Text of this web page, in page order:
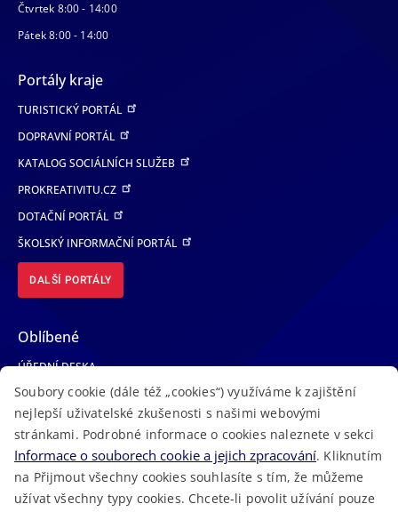
Čtvrtek 8:00 - 14:00
Pátek 8:00 - 14:00
Portály kraje
TURISTICKÝ PORTÁL
DOPRAVNÍ PORTÁL
KATALOG SOCIÁLNÍCH SLUŽEB
PROKREATIVITU.CZ
DOTAČNÍ PORTÁL
ŠKOLSKÝ INFORMAČNÍ PORTÁL
DALŠÍ PORTÁLY
Oblíbené
ÚŘEDNÍ DESKA
TELEFONNÍ SEZNAM
LÉKAŘSKÁ POHOTOVOST
VOLNÁ MÍSTA
AKTUALITY
Soubory cookie (dále též „cookies“) využíváme k zajištění
nejlepší uživatelské zkušenosti s našimi webovými
stránkami. Podrobné informace o cookies naleznete v sekci
Informace o souborech cookie a jejich zpracování. Kliknutím
na Přijmout všechny cookies souhlasíte s tím, že můžeme
užívat všechny typy cookies. Chcete-li povolit užívání pouze